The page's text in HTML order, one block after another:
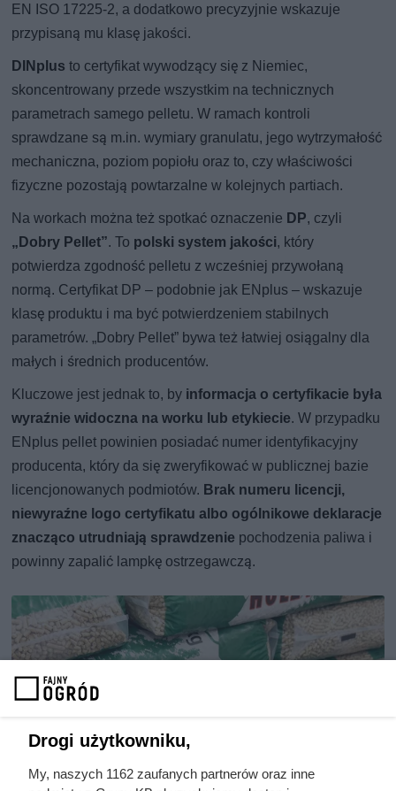
EN ISO 17225-2, a dodatkowo precyzyjnie wskazuje
przypisaną mu klasę jakości.
DINplus to certyfikat wywodzący się z Niemiec,
skoncentrowany przede wszystkim na technicznych
parametrach samego pelletu. W ramach kontroli
sprawdzane są m.in. wymiary granulatu, jego wytrzymałość
mechaniczna, poziom popiołu oraz to, czy właściwości
fizyczne pozostają powtarzalne w kolejnych partiach.
Na workach można też spotkać oznaczenie DP, czyli
„Dobry Pellet”. To polski system jakości, który
potwierdza zgodność pelletu z wcześniej przywołaną
normą. Certyfikat DP – podobnie jak ENplus – wskazuje
klasę produktu i ma być potwierdzeniem stabilnych
parametrów. „Dobry Pellet” bywa też łatwiej osiągalny dla
małych i średnich producentów.
Kluczowe jest jednak to, by informacja o certyfikacie była
wyraźnie widoczna na worku lub etykiecie. W przypadku
ENplus pellet powinien posiadać numer identyfikacyjny
producenta, który da się zweryfikować w publicznej bazie
licencjonowanych podmiotów. Brak numeru licencji,
niewyraźne logo certyfikatu albo ogólnikowe deklaracje
znacząco utrudniają sprawdzenie pochodzenia paliwa i
powinny zapalić lampkę ostrzegawczą.
Drogi użytkowniku,
My, naszych 1162 zaufanych partnerów oraz inne